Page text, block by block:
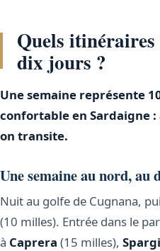
Quels
dix jours ?
Une semaine représente
confortable en Sardaigne
on transite.
Une semaine au nord, au
Nuit au golfe de Cugnana,
(10 milles). Entrée dans le
à Caprera (15 milles), Spargi